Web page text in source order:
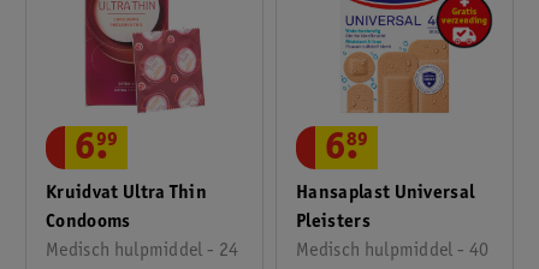
Kruidvat Ultra Thin
Condooms
Medisch hulpmiddel - 24
6.
99
Hansaplast Universal
Pleisters
Medisch hulpmiddel - 40
6.
89